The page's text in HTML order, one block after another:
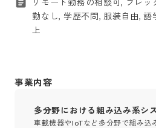
リモート勤務の相談可, フレ
勤なし, 学歴不問, 服装自由, 語
上
事業内容
多分野における組み込み系シ
車載機器やIoTなど多分野で組み込